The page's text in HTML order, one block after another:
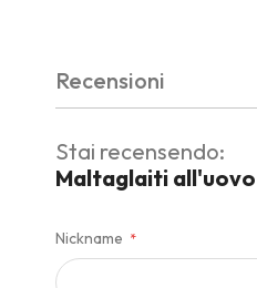
images
gallery
Recensioni
Stai recensendo:
Maltaglaiti
Nickname